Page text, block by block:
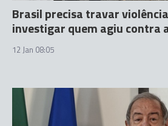
Brasil precisa travar
investigar quem agiu contra
12 Jan 08:05